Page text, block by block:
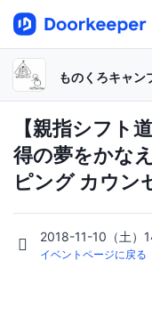
ものくろキャ
【親指シフト
得の夢をかな
ピング カウン
2018-11-10（土）
イベントページに戻る